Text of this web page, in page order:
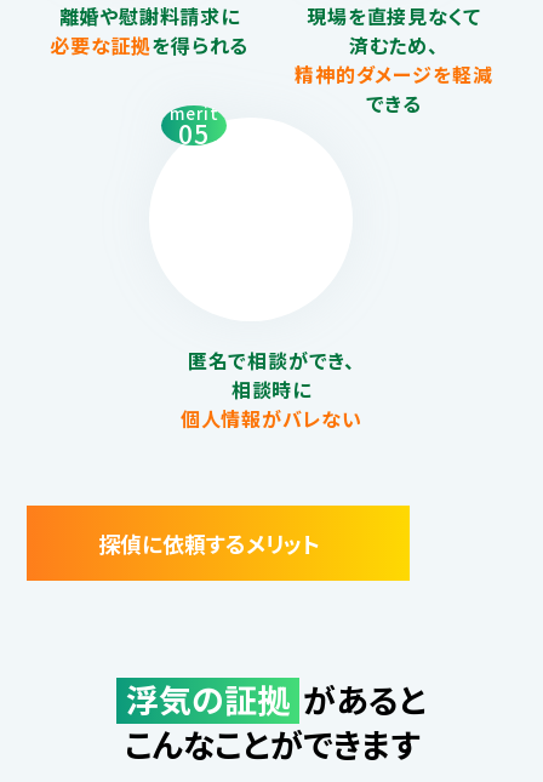
離婚や慰謝料請求に
必要な証拠を得られる
現場を直接見なくて
済むため、
精神的ダメージを軽減
できる
merit
05
匿名で相談ができ、
相談時に
個人情報がバレない
探偵に依頼するメリット
浮気の証拠 があると
こんなことができます